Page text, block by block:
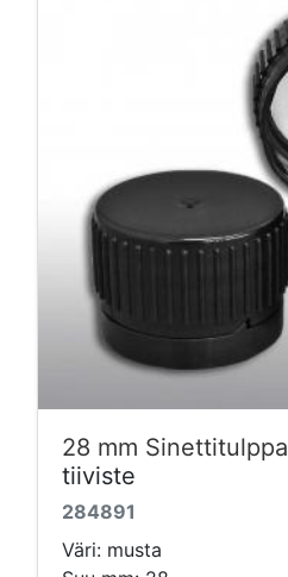
28 mm Sinettitulppa
tiiviste
284891
Väri: musta